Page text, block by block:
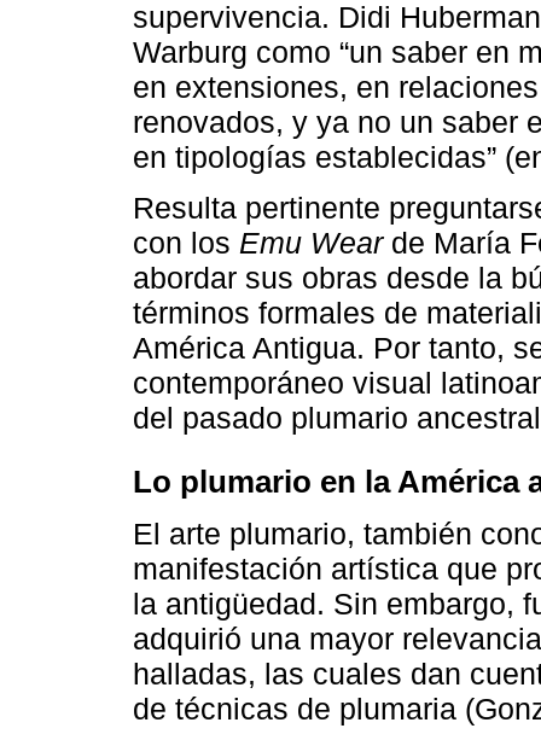
supervivencia. Didi
Warburg como “un saber en
en extensiones, en
renovados, y ya no un saber
en tipologías establecidas”
Resulta pertinente
con los Emu Wearde María
abordar sus obras desde la
términos formales de
América Antigua. Por tanto,
contemporáneo visual
del pasado plumario
Lo plumario en la América
El arte plumario, también
manifestación artística que
la antigüedad. Sin embargo,
adquirió una mayor
halladas, las cuales dan
de técnicas de plumaria